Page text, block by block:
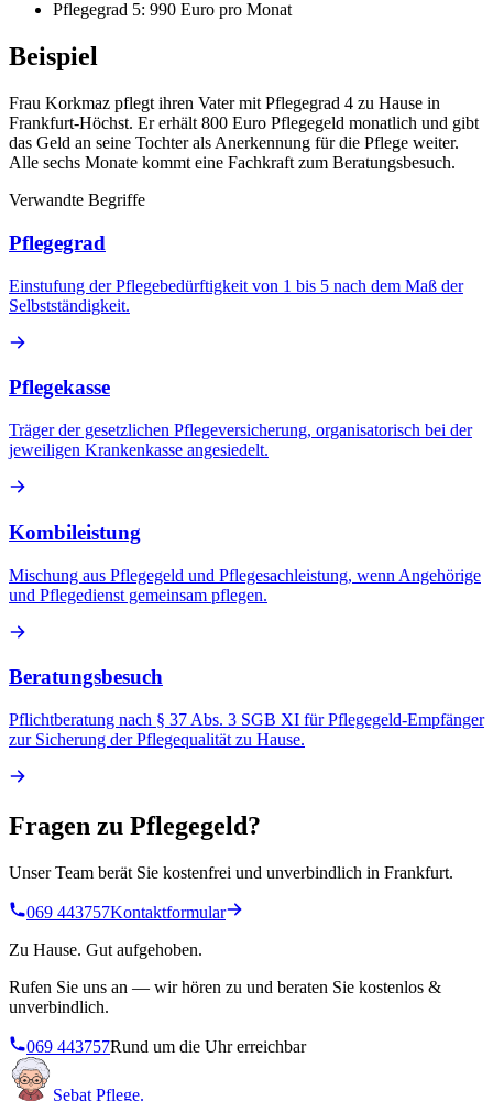
Pflegegrad 5: 990 Euro pro Monat
Beispiel
Frau Korkmaz pflegt ihren Vater mit Pflegegrad 4 zu Hause in
Frankfurt-Höchst. Er erhält 800 Euro Pflegegeld monatlich und gibt
das Geld an seine Tochter als Anerkennung für die Pflege weiter.
Alle sechs Monate kommt eine Fachkraft zum Beratungsbesuch.
Verwandte Begriffe
Pflegegrad
Einstufung der Pflegebedürftigkeit von 1 bis 5 nach dem Maß der
Selbstständigkeit.
Pflegekasse
Träger der gesetzlichen Pflegeversicherung, organisatorisch bei der
jeweiligen Krankenkasse angesiedelt.
Kombileistung
Mischung aus Pflegegeld und Pflegesachleistung, wenn Angehörige
und Pflegedienst gemeinsam pflegen.
Beratungsbesuch
Pflichtberatung nach § 37 Abs. 3 SGB XI für Pflegegeld-Empfänger
zur Sicherung der Pflegequalität zu Hause.
Fragen zu Pflegegeld?
Unser Team berät Sie kostenfrei und unverbindlich in Frankfurt.
069 443757Kontaktformular
Zu Hause. Gut aufgehoben.
Rufen Sie uns an — wir hören zu und beraten Sie kostenlos &
unverbindlich.
069 443757Rund um die Uhr erreichbar
Sebat Pflege.